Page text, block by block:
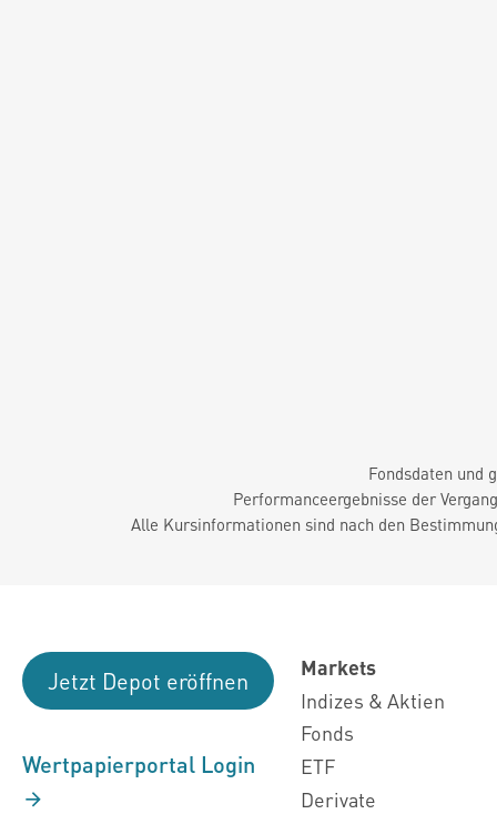
Fondsdaten und
Performanceergebnisse der
Alle Kursinformationen sind nach den
Jetzt Depot eröffnen
Wertpapierportal Login
Markets
Indizes & Aktien
Fonds
ETF
Derivate